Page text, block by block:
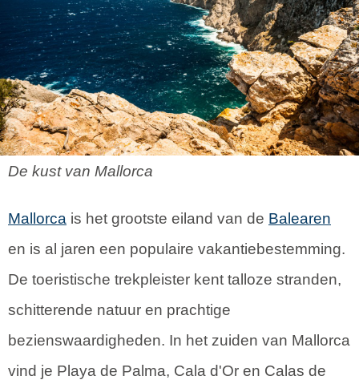
De kust van Mallorca
Mallorca is het grootste eiland van de Balearen
en is al jaren een populaire vakantiebestemming.
De toeristische trekpleister kent talloze stranden,
schitterende natuur en prachtige
bezienswaardigheden. In het zuiden van Mallorca
vind je Playa de Palma, Cala d'Or en Calas de